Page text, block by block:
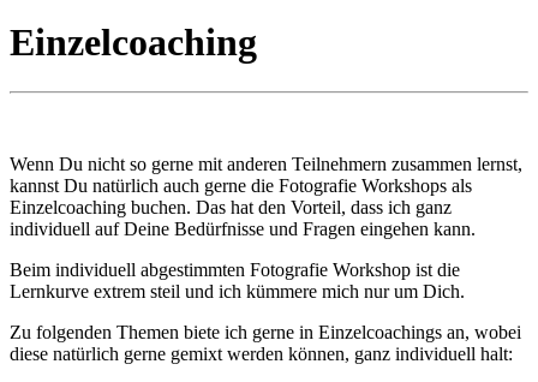
Einzelcoaching
Wenn Du nicht so gerne mit anderen Teilnehmern zusammen lernst,
kannst Du natürlich auch gerne die Fotografie Workshops als
Einzelcoaching buchen. Das hat den Vorteil, dass ich ganz
individuell auf Deine Bedürfnisse und Fragen eingehen kann.
Beim individuell abgestimmten Fotografie Workshop ist die
Lernkurve extrem steil und ich kümmere mich nur um Dich.
Zu folgenden Themen biete ich gerne in Einzelcoachings an, wobei
diese natürlich gerne gemixt werden können, ganz individuell halt: